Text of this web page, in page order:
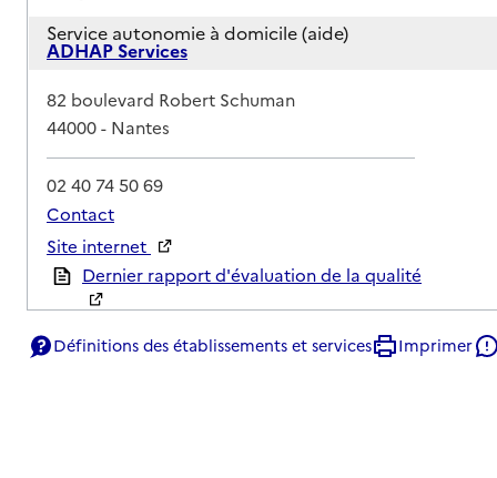
Service autonomie à domicile (aide)
ADHAP Services
Adresse
82 boulevard Robert Schuman
44000- Nantes
02 40 74 50 69
Contact
Site internet
Rapport HAS
Dernier rapport d'évaluation de la qualité
Voir la fiche
Définitions des établissements et services Imprimer